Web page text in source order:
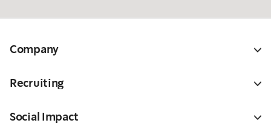
Company
Recruiting
Social Impact